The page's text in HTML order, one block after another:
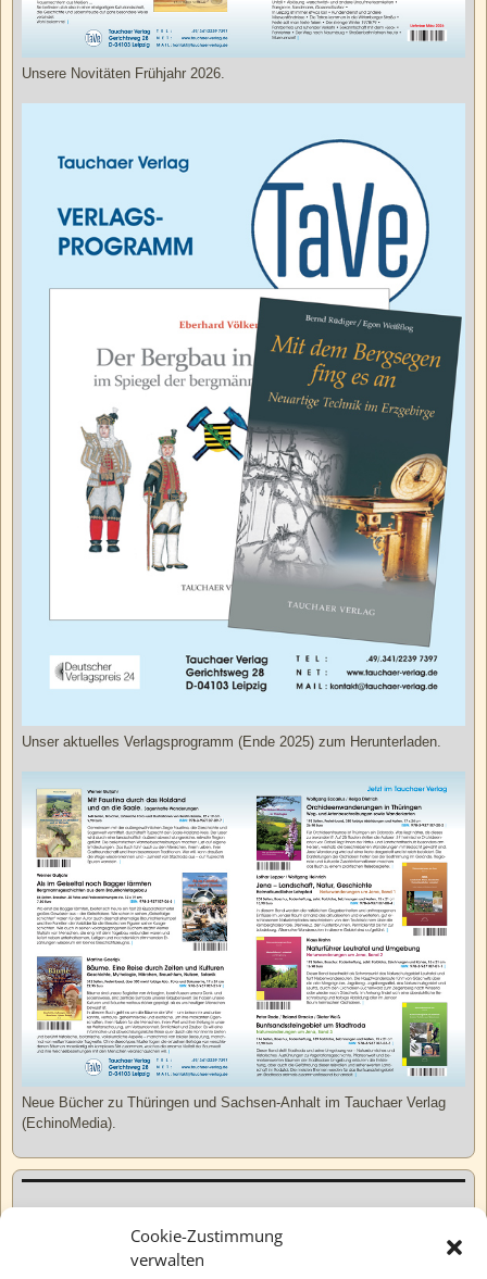
Cookie-Zustimmung
verwalten
Unsere Novitäten Frühjahr 2026.
Unser aktuelles Verlagsprogramm (Ende 2025) zum Herunterladen.
Neue Bücher zu Thüringen und Sachsen-Anhalt im Tauchaer Verlag
(EchinoMedia).